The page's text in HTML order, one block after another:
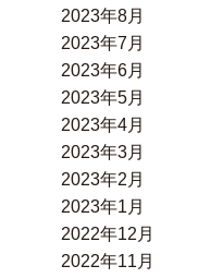
2023年8月
2023年7月
2023年6月
2023年5月
2023年4月
2023年3月
2023年2月
2023年1月
2022年12月
2022年11月